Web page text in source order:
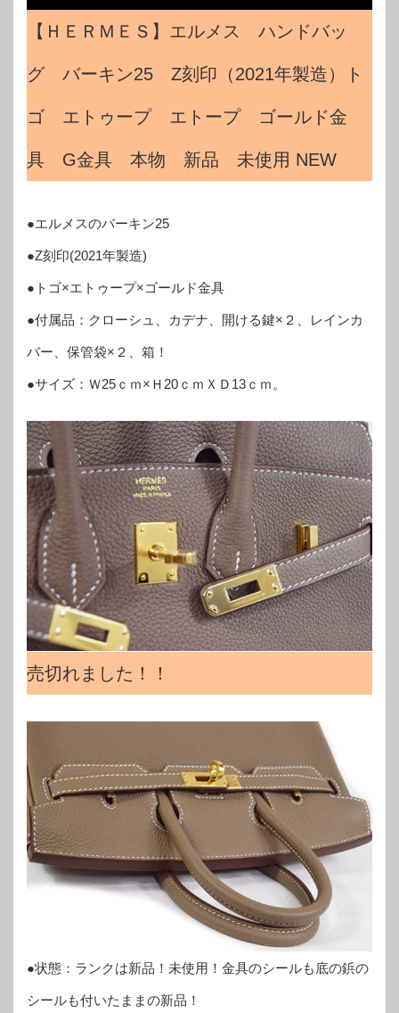
【ＨＥＲＭＥＳ】エルメス ハンドバッ
グ バーキン25 Z刻印（2021年製造）ト
ゴ エトゥープ エトープ ゴールド金
具 G金具 本物 新品 未使用 NEW
●エルメスのバーキン25
●Z刻印(2021年製造)
●トゴ×エトゥープ×ゴールド金具
●付属品：クローシュ、カデナ、開ける鍵×２、レインカ
バー、保管袋×２、箱！
●サイズ：Ｗ25ｃｍ×Ｈ20ｃｍＸＤ13ｃｍ。
売切れました！！
●状態：ランクは新品！未使用！金具のシールも底の鋲の
シールも付いたままの新品！